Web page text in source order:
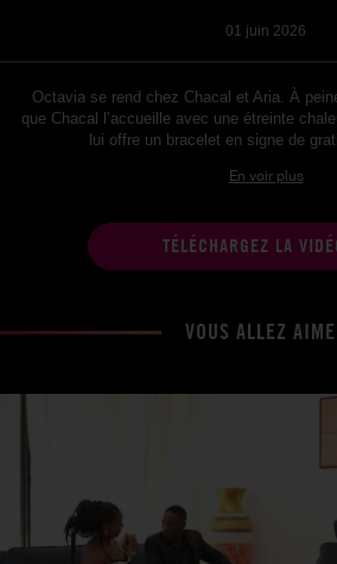
01 juin 2026
Octavia se rend chez Chacal et Aria. À
que Chacal l’accueille avec une étreinte
lui offre un bracelet en signe de
En voir plus
TÉLÉCHARGEZ LA
VOUS ALLEZ